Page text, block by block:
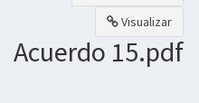
Visualizar
Acuerdo 15.pdf